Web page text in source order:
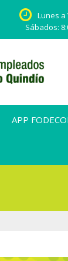
Lunes a
Sábados:
APP